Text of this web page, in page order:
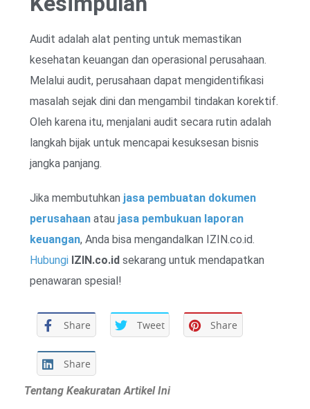
Audit adalah alat penting untuk memastikan
kesehatan keuangan dan operasional perusahaan.
Melalui audit, perusahaan dapat mengidentifikasi
masalah sejak dini dan mengambil tindakan korektif.
Oleh karena itu, menjalani audit secara rutin adalah
langkah bijak untuk mencapai kesuksesan bisnis
jangka panjang.
Jika membutuhkan jasa pembuatan dokumen
perusahaan atau jasa pembukuan laporan
keuangan, Anda bisa mengandalkan IZIN.co.id.
Hubungi IZIN.co.id sekarang untuk mendapatkan
penawaran spesial!
Share Tweet Share
Share
Tentang Keakuratan Artikel Ini